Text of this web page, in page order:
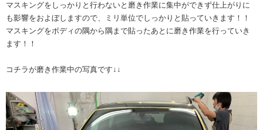
マスキングをしっかりと行わないと磨き作業に集中ができず仕上がりに
も影響をおよぼしますので、ミリ単位でしっかりと貼っていきます！！
マスキングをボディの隅から隅まで貼ったあとに磨き作業を行っていき
ます！！
コチラが磨き作業中の写真です↓↓